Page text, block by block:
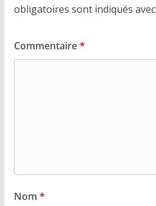
obligatoires sont indiqués avec
Commentaire*
Nom *